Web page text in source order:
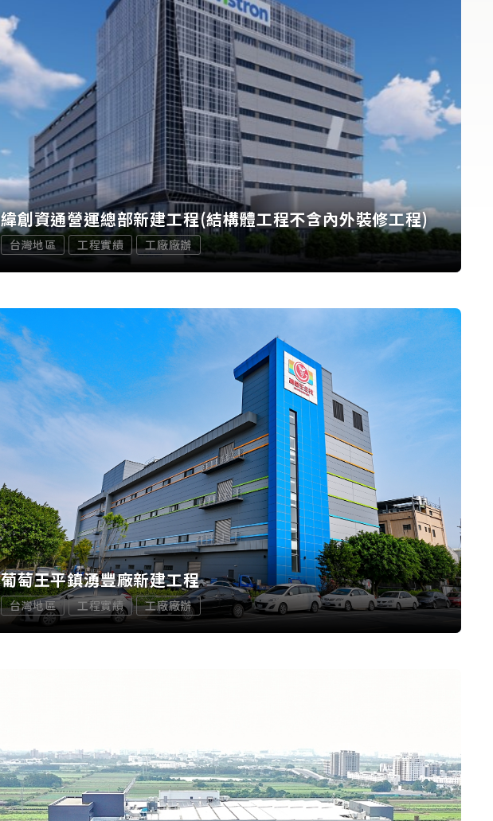
緯創資通營運總部新建工程(結構體工程不含內外裝修工程)
台灣地區 工程實績 工廠廠辦
葡萄王平鎮湧豐廠新建工程
台灣地區 工程實績 工廠廠辦